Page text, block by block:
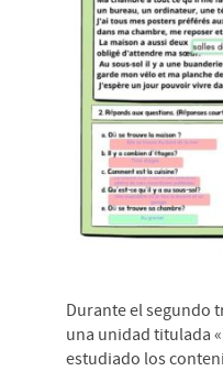
Durante el segundo
una unidad titulada
estudiado los